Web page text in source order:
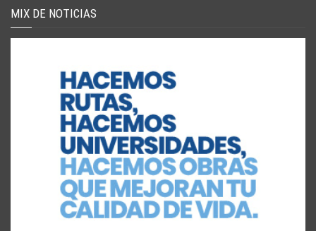
MIX DE NOTICIAS